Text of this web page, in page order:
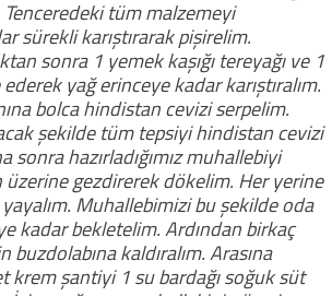
tüm malzemeyi
sürekli karıştırarak pişirelim.
sonra 1 yemek kaşığı tereyağı ve 1
yağ erinceye kadar karıştıralım.
bolca hindistan cevizi serpelim.
şekilde tüm tepsiyi hindistan cevizi
sonra hazırladığımız muhallebiyi
gezdirerek dökelim. Her yerine
Muhallebimizi bu şekilde oda
kadar bekletelim. Ardından birkaç
kaldıralım. Arasına
krem şantiyi 1 su bardağı soğuk süt